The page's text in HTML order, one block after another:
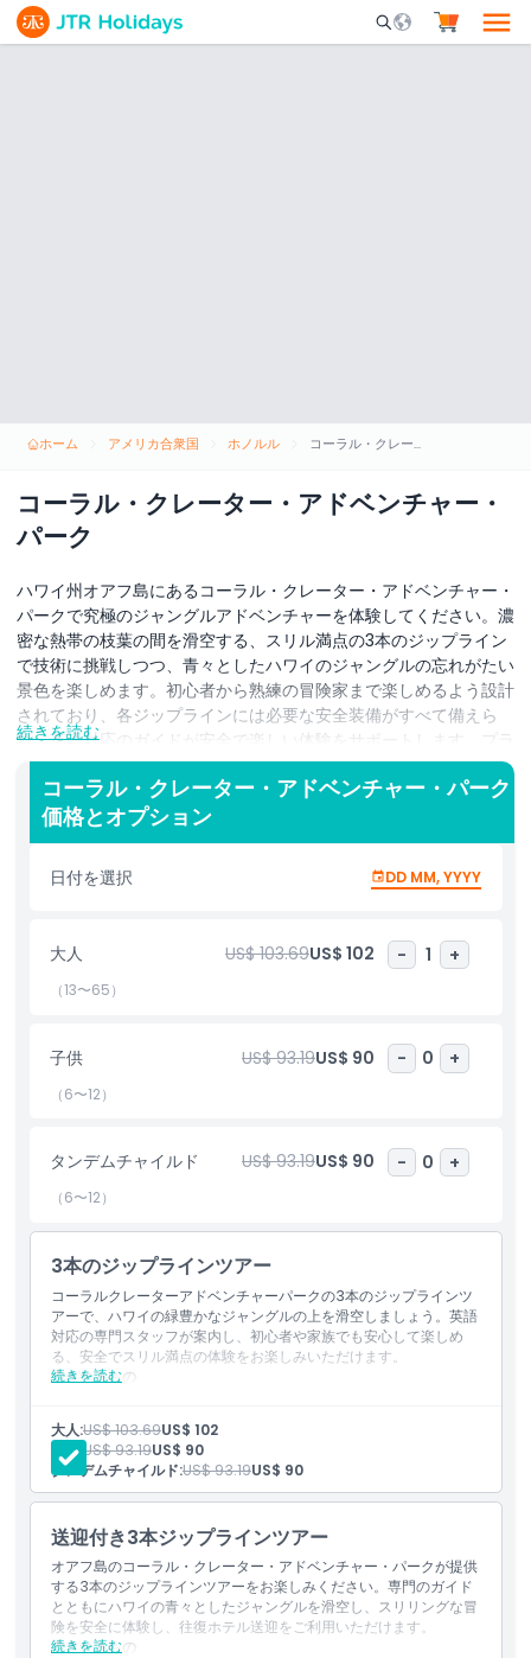
Mobile Search
ホーム アメリカ合衆国 ホノルル コーラル・クレーター・アドベンチャー・パーク
コーラル・クレーター・アドベンチャー・
パーク
ハワイ州オアフ島にあるコーラル・クレーター・アドベンチャー・
パークで究極のジャングルアドベンチャーを体験してください。濃
密な熱帯の枝葉の間を滑空する、スリル満点の3本のジップライン
で技術に挑戦しつつ、青々としたハワイのジャングルの忘れがたい
景色を楽しめます。初心者から熟練の冒険家まで楽しめるよう設計
されており、各ジップラインには必要な安全装備がすべて備えら
れ、英語対応のガイドが安全で楽しい体験をサポートします。プラ
ットフォームからプラットフォームへと飛び移るときにアドレナリ
ンが湧き上がり、島の自然の美しさに没入できます。ツアーはプロ
のガイドが先導し、ジャングルの生態系について有益な情報を共有
するため、スリルだけでなく教育的な要素もあります。家族や友
人、ひとり旅でも、このジップライン体験は興奮、景観の美しさ、
実践的な指導がユニークに組み合わさった体験を約束します。6歳
す。体重19–125 kgの方が安全に参加でき、体重19–28 kgの子供向
けにはタンデムライドも利用可能です。初心者でも安全に楽しめる
よう設計されており、誰もが記憶に残るハワイのジップライン体験
バウチャーで直接入場できます。出発の10分前までにお越しにな
り、日焼け止め、サングラス、足元のしっかりした履物をお持ちく
ださい。ハワイの生き生きとしたジャングルの樹冠を駆け抜けるア
ハイライト
含まれるもの
子供／大人ポリシー
除外事項
注意事項
場所
続きを読む
コーラル・クレーター・アドベンチャー・パーク
価格とオプション
日付を選択 DD MM, YYYY
大人 US$ 103.69US$ 102 - 1 +
（13〜65）
子供 US$ 93.19US$ 90 - 0 +
（6〜12）
タンデムチャイルド US$ 93.19US$ 90 - 0 +
（6〜12）
3本のジップラインツアー
コーラルクレーターアドベンチャーパークの3本のジップラインツ
アーで、ハワイの緑豊かなジャングルの上を滑空しましょう。英語
対応の専門スタッフが案内し、初心者や家族でも安心して楽しめ
る、安全でスリル満点の体験をお楽しみいただけます。
続きを読む
含まれるもの
プロのガイドと英語対応スタッフ
必要な安全装備一式
税金
大人:US$ 103.69US$ 102
子供: US$ 93.19US$ 90
タンデムチャイルド:US$ 93.19US$ 90
送迎付き3本ジップラインツアー
オアフ島のコーラル・クレーター・アドベンチャー・パークが提供
する3本のジップラインツアーをお楽しみください。専門のガイド
とともにハワイの青々としたジャングルを滑空し、スリリングな冒
険を安全に体験し、往復ホテル送迎をご利用いただけます。
続きを読む
含まれるもの